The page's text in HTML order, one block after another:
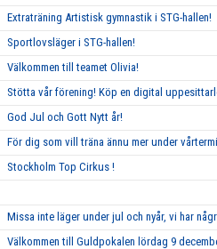
Extraträning Artistisk gymnastik i STG-hallen!
Sportlovsläger i STG-hallen!
Välkommen till teamet Olivia!
Stötta vår förening! Köp en digital
God Jul och Gott Nytt år!
För dig som vill träna ännu mer under
Stockholm Top Cirkus !
Missa inte läger under jul och nyår, vi har
Välkommen till Guldpokalen lördag 9